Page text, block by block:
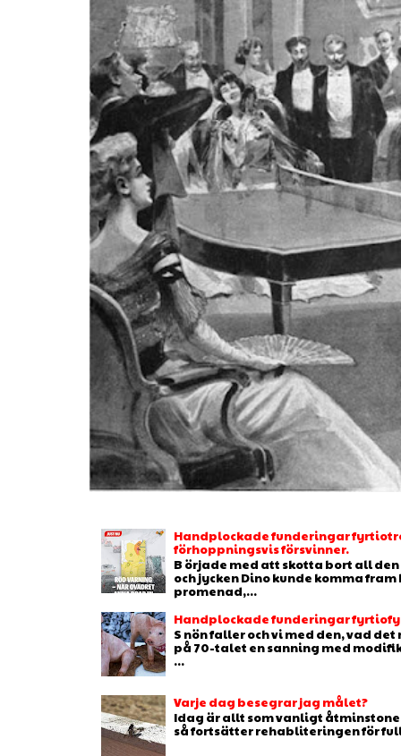
Handplockade funderingar
förhoppningsvis försvinner.
B örjade med att skotta bort all
och jycken Dino kunde komma
promenad,...
Handplockade funderingar
S nön faller och vi med den, vad
på 70-talet en sanning med
...
Varje dag besegrar jag målet?
Idag är allt som vanligt
så fortsätter rehabliteringen för